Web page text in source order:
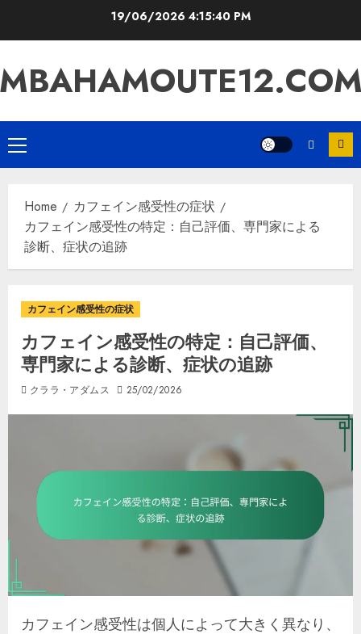
19/06/20264:15:41 PM
Primary
Menu
Home
カフェイン感受性の症状
カフェイン感受性の特定：自己評価、専門家による
診断、症状の追跡
カフェイン感受性の症状
カフェイン感受性の特定：自己評価、
専門家による診断、症状の追跡
クララ・アダムス 25/02/2026
カフェイン感受性は個人によって大きく異なり、